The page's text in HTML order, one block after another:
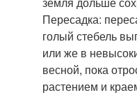
Пересадка:
голый стебель
или же в
весной, пока
растением и